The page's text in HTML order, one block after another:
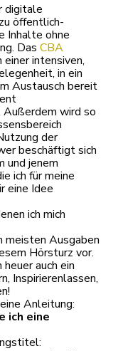
digitale
öffentlich-
Inhalte ohne
Das CBA
intensiven,
in ein
Austausch bereit
Außerdem wird so
der
beschäftigt sich
und jenem
ich für meine
eine Idee
ich mich
meisten Ausgaben
Hörsturz vor.
auch ein
Inspirierenlassen,
Anleitung:
ich eine